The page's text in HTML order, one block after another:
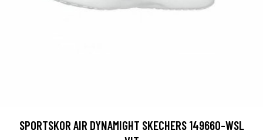
SPORTSKOR AIR DYNAMIGHT SKECHERS 149660-WSL